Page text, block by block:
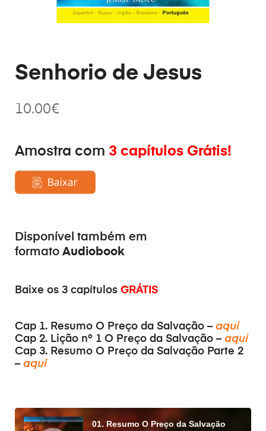
Senhorio de Jesus
10.00€
Amostra com 3 capítulos Grátis!
Disponível também em
formato Audiobook
Baixe os 3 capítulos GRÁTIS
Cap 1. Resumo O Preço da Salvação – aqui
Cap 2. Lição nº 1 O Preço da Salvação – aqui
Cap 3. Resumo O Preço da Salvação Parte 2
– aqui
Reproductor
de
audio
01. Resumo O Preço da Salvação